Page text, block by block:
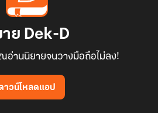
ย Dek-D
อ่านนิยายจนวางมือถือไม่ลง!
าวน์โหลดแอป